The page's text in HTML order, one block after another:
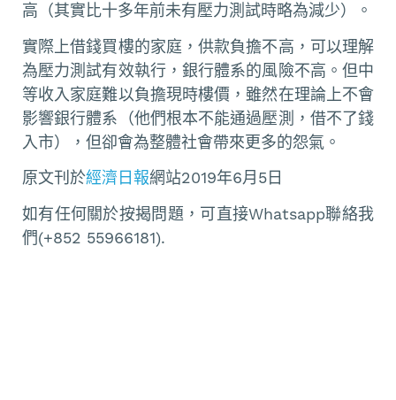
高（其實比十多年前未有壓力測試時略為減少）。
實際上借錢買樓的家庭，供款負擔不高，可以理解
為壓力測試有效執行，銀行體系的風險不高。但中
等收入家庭難以負擔現時樓價，雖然在理論上不會
影響銀行體系（他們根本不能通過壓測，借不了錢
入市），但卻會為整體社會帶來更多的怨氣。
原文刊於經濟日報網站2019年6月5日
如有任何關於按揭問題，可直接Whatsapp聯絡我
們(+852 55966181).